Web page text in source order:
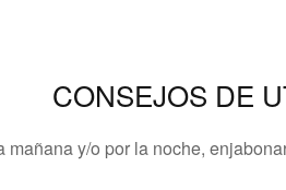
CONSEJOS DE
mañana y/o por la noche,